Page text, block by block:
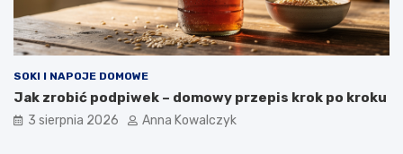
SOKI I NAPOJE DOMOWE
Jak zrobić podpiwek – domowy przepis krok po kroku
3 sierpnia 2026 Anna Kowalczyk